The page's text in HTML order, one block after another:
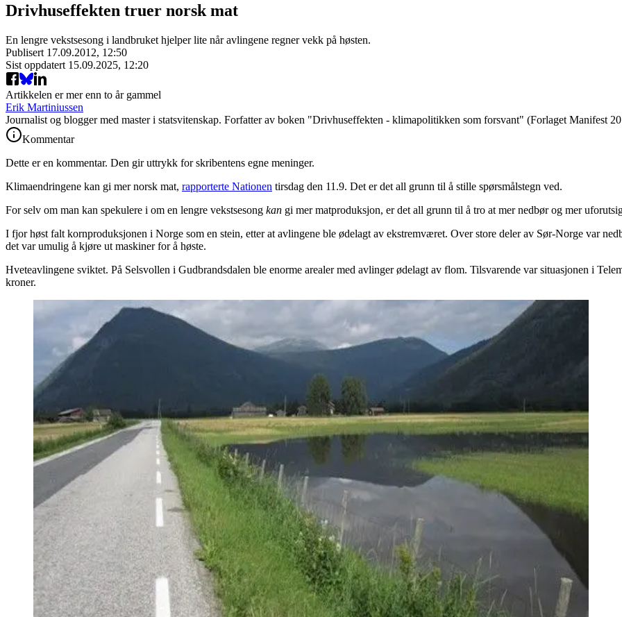
Drivhuseffekten truer norsk mat
En lengre vekstsesong i landbruket hjelper lite når avlingene regner vekk på høsten.
Publisert 17.09.2012, 12:50
Sist oppdatert 15.09.2025, 12:20
Artikkelen er mer enn to år gammel
Erik Martiniussen
Journalist og blogger med master i statsvitenskap. Forfatter av boken "Drivhuseffekten - klimapolitikken som forsvant" (Forlaget Manifest
Kommentar
Dette er en kommentar. Den gir uttrykk for skribentens egne meninger.
Klimaendringene kan gi mer norsk mat, rapporterte Nationen tirsdag den 11.9. Det er det all grunn til å stille spørsmålstegn ved.
For selv om man kan spekulere i om en lengre vekstsesong kan gi mer matproduksjon, er det all grunn til å tro at mer nedbør og mer
I fjor høst falt kornproduksjonen i Norge som en stein, etter at avlingene ble ødelagt av ekstremværet. Over store deler av Sør-Norge var
det var umulig å kjøre ut maskiner for å høste.
Hveteavlingene sviktet. På Selsvollen i Gudbrandsdalen ble enorme arealer med avlinger ødelagt av flom. Tilsvarende var situasjonen i
kroner.